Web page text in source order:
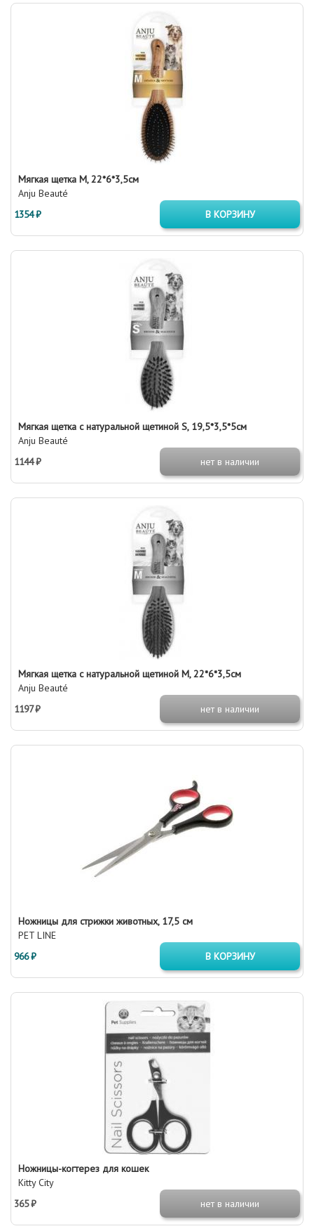
Мягкая щетка М, 22*6*3,5см
Anju Beauté
1354 ₽
В КОРЗИНУ
Мягкая щетка с натуральной щетиной S, 19,5*3,5*5см
Anju Beauté
1144 ₽
нет в наличии
Мягкая щетка с натуральной щетиной М, 22*6*3,5см
Anju Beauté
1197 ₽
нет в наличии
Ножницы для стрижки животных, 17,5 см
PET LINE
966 ₽
В КОРЗИНУ
Ножницы-когтерез для кошек
Kitty City
365 ₽
нет в наличии